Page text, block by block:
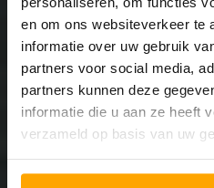
en om ons websiteverkeer te
informatie over uw gebruik
partners voor social media,
partners kunnen deze
informatie die u aan ze heeft
verzameld op basis van uw
Donkere kringen
Lees meer...